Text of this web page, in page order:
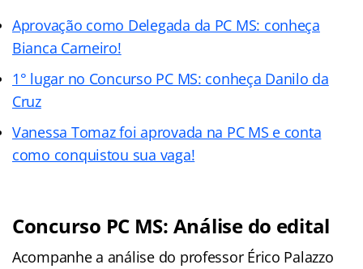
Aprovação como Delegada da PC MS: conheça
Bianca Carneiro!
1° lugar no Concurso PC MS: conheça Danilo da
Cruz
Vanessa Tomaz foi aprovada na PC MS e conta
como conquistou sua vaga!
Concurso PC MS: Análise do edital
Acompanhe a análise do professor Érico Palazzo